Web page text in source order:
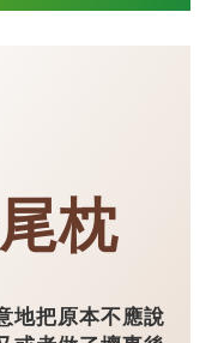
市大腦」 有
枕
把原本不應說